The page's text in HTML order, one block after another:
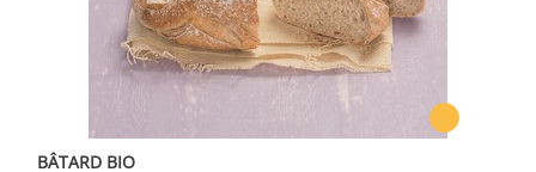
BÂTARD BIO